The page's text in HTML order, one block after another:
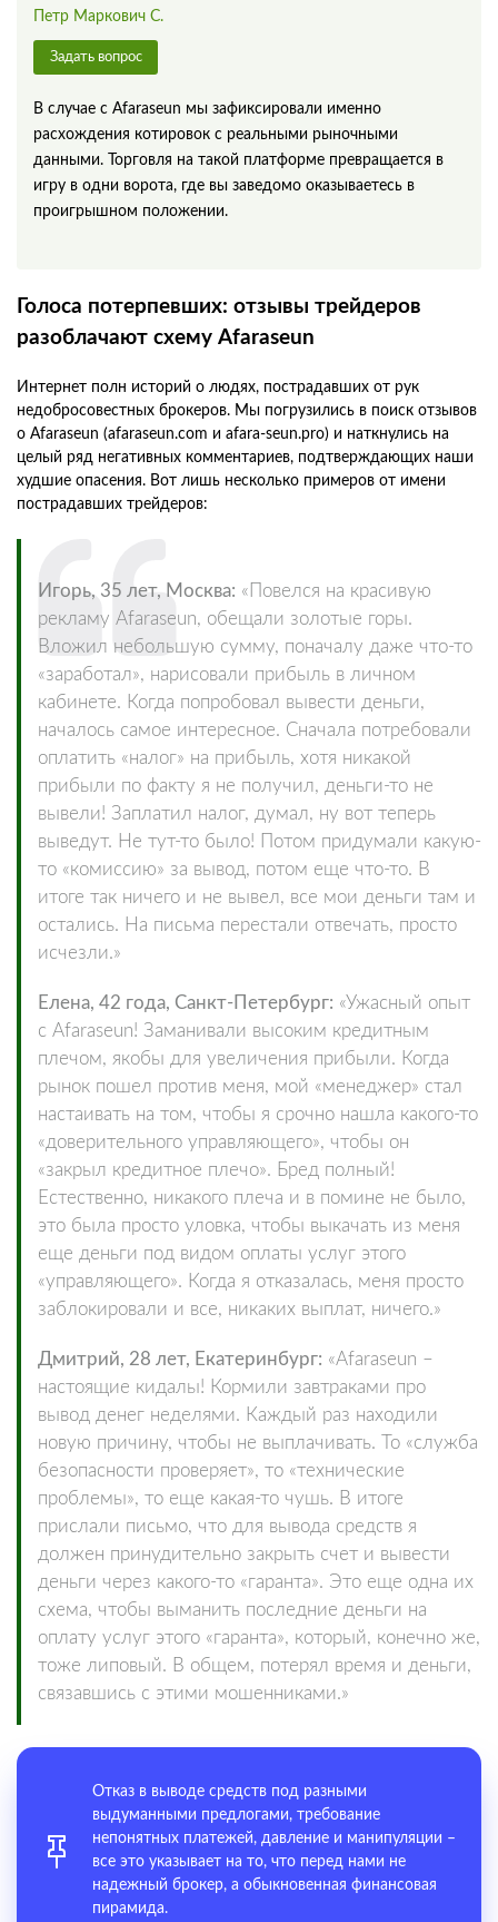
Петр Маркович С.
Задать вопрос
В случае с Afaraseun мы зафиксировали именно
расхождения котировок с реальными рыночными
данными. Торговля на такой платформе превращается в
игру в одни ворота, где вы заведомо оказываетесь в
проигрышном положении.
Голоса потерпевших: отзывы трейдеров
разоблачают схему Afaraseun
Интернет полн историй о людях, пострадавших от рук
недобросовестных брокеров. Мы погрузились в поиск отзывов
о Afaraseun (afaraseun.com и afara-seun.pro) и наткнулись на
целый ряд негативных комментариев, подтверждающих наши
худшие опасения. Вот лишь несколько примеров от имени
пострадавших трейдеров:
Игорь, 35 лет, Москва: «Повелся на красивую
рекламу Afaraseun, обещали золотые горы.
Вложил небольшую сумму, поначалу даже что-то
«заработал», нарисовали прибыль в личном
кабинете. Когда попробовал вывести деньги,
началось самое интересное. Сначала потребовали
оплатить «налог» на прибыль, хотя никакой
прибыли по факту я не получил, деньги-то не
вывели! Заплатил налог, думал, ну вот теперь
выведут. Не тут-то было! Потом придумали какую-
то «комиссию» за вывод, потом еще что-то. В
итоге так ничего и не вывел, все мои деньги там и
остались. На письма перестали отвечать, просто
исчезли.»
Елена, 42 года, Санкт-Петербург: «Ужасный опыт
с Afaraseun! Заманивали высоким кредитным
плечом, якобы для увеличения прибыли. Когда
рынок пошел против меня, мой «менеджер» стал
настаивать на том, чтобы я срочно нашла какого-то
«доверительного управляющего», чтобы он
«закрыл кредитное плечо». Бред полный!
Естественно, никакого плеча и в помине не было,
это была просто уловка, чтобы выкачать из меня
еще деньги под видом оплаты услуг этого
«управляющего». Когда я отказалась, меня просто
заблокировали и все, никаких выплат, ничего.»
Дмитрий, 28 лет, Екатеринбург: «Afaraseun –
настоящие кидалы! Кормили завтраками про
вывод денег неделями. Каждый раз находили
новую причину, чтобы не выплачивать. То «служба
безопасности проверяет», то «технические
проблемы», то еще какая-то чушь. В итоге
прислали письмо, что для вывода средств я
должен принудительно закрыть счет и вывести
деньги через какого-то «гаранта». Это еще одна их
схема, чтобы выманить последние деньги на
оплату услуг этого «гаранта», который, конечно же,
тоже липовый. В общем, потерял время и деньги,
связавшись с этими мошенниками.»
Отказ в выводе средств под разными
выдуманными предлогами, требование
непонятных платежей, давление и манипуляции –
все это указывает на то, что перед нами не
надежный брокер, а обыкновенная финансовая
пирамида.